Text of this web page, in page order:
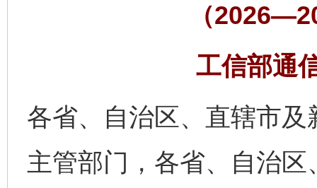
（
工信部通
各省、自治区、直辖市
主管部门，各省、自治